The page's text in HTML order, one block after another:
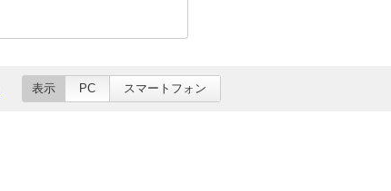
表示 PC スマートフォン